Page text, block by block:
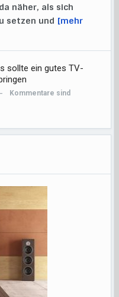
näher, als sich
setzen und [mehr
sollte ein gutes TV-
Kommentare sind